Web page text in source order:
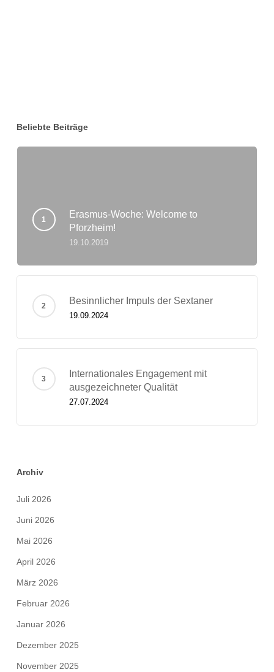
Beliebte Beiträge
Erasmus-Woche: Welcome to
Pforzheim!
19.10.2019
Besinnlicher Impuls der Sextaner
19.09.2024
Internationales Engagement mit
ausgezeichneter Qualität
27.07.2024
Archiv
Juli 2026
Juni 2026
Mai 2026
April 2026
März 2026
Februar 2026
Januar 2026
Dezember 2025
November 2025